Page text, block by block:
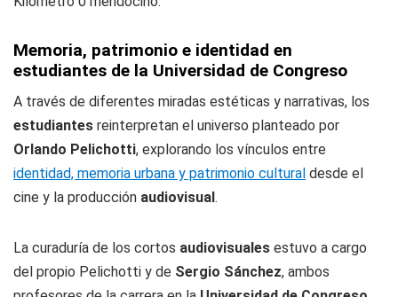
Memoria, patrimonio e identidad en
estudiantes de la Universidad de Congreso
A través de diferentes miradas estéticas y narrativas, los
estudiantes reinterpretan el universo planteado por
Orlando Pelichotti, explorando los vínculos entre
identidad, memoria urbana y patrimonio cultural desde el
cine y la producción audiovisual.
La curaduría de los cortos audiovisuales estuvo a cargo
del propio Pelichotti y de Sergio Sánchez, ambos